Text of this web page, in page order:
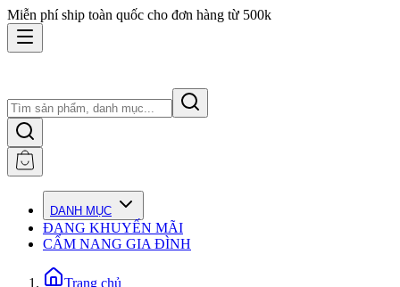
Miễn phí ship toàn quốc cho đơn hàng từ 500k
DANH MỤC
ĐANG KHUYẾN MÃI
CẨM NANG GIA ĐÌNH
Trang chủ